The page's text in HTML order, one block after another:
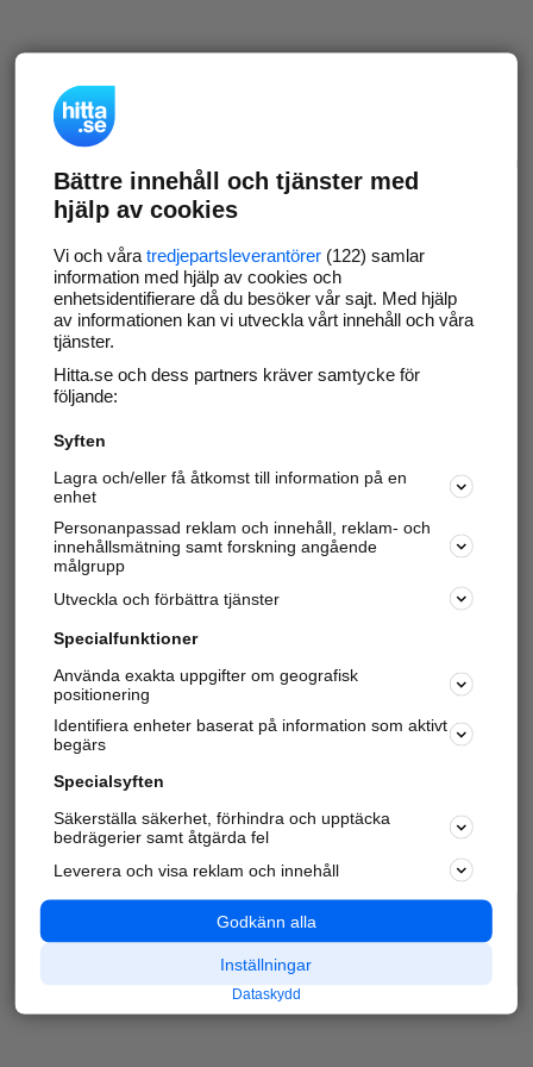
Bättre innehåll och tjänster med
hjälp av cookies
Vi och våra tredjepartsleverantörer(122) samlar
information med hjälp av cookies och
enhetsidentifierare då du besöker vår sajt. Med hjälp
av informationen kan vi utveckla vårt innehåll och våra
tjänster.
Hitta.se och dess partners kräver samtycke för
följande:
Syften
Lagra och/eller få åtkomst till information på en
enhet
Personanpassad reklam och innehåll, reklam- och
innehållsmätning samt forskning angående
målgrupp
Utveckla och förbättra tjänster
Specialfunktioner
Använda exakta uppgifter om geografisk
positionering
Identifiera enheter baserat på information som aktivt
begärs
Specialsyften
Säkerställa säkerhet, förhindra och upptäcka
bedrägerier samt åtgärda fel
Leverera och visa reklam och innehåll
Godkänn alla
Inställningar
Dataskydd